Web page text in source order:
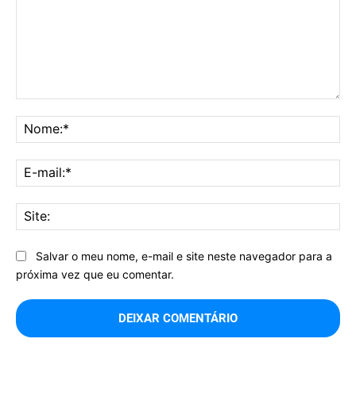
Salvar o meu nome, e-mail e site neste navegador para a
próxima vez que eu comentar.